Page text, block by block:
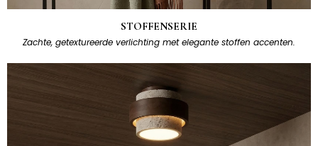
STOFFENSERIE
Zachte, getextureerde verlichting met elegante stoffen accenten.